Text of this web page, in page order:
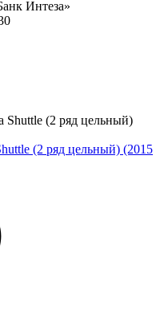
Интеза»
(2 ряд цельный) (2015